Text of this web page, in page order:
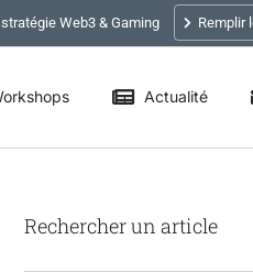
Web3 & Gaming Remplir
Actualité
Rechercher un article